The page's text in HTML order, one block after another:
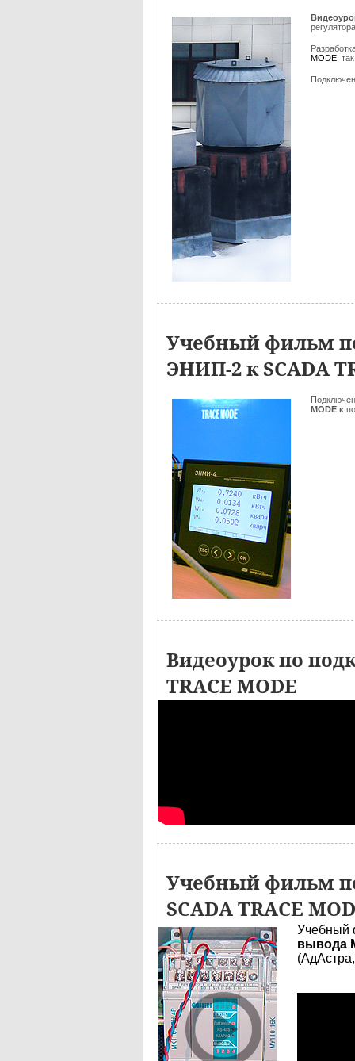
MODE ,
Учебный фильм
ЭНИП-2 к SCADA
MODE к
Видеоурок по
TRACE MODE
Учебный фильм
SCADA TRACE
Учебный
вывода